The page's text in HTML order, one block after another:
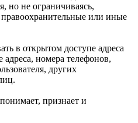
но не ограничиваясь,
или иные
в открытом доступе адреса
номера телефонов,
других
признает и